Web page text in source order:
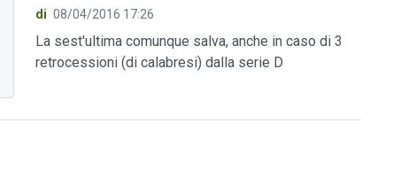
di 08/04/2016 17:26
La sest'ultima comunque salva, anche in caso di 3
retrocessioni (di calabresi) dalla serie D